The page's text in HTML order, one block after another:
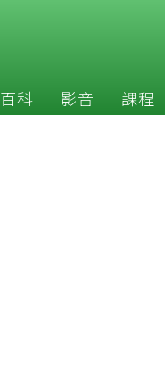
百科 影音 課程